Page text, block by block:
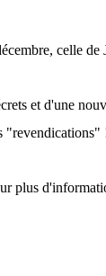
celle de
et d'une
"revendications"
plus